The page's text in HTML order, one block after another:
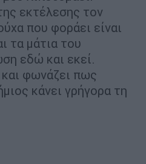
εκτέλεσης τον
που φοράει είναι
τα μάτια του
εδώ και εκεί.
και φωνάζει πως
κάνει γρήγορα τη